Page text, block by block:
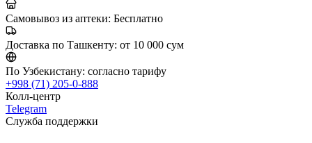
Самовывоз из аптеки: Бесплатно
Доставка по Ташкенту: от 10 000 сум
По Узбекистану: согласно тарифу
+998 (71) 205-0-888
Колл-центр
Telegram
Служба поддержки